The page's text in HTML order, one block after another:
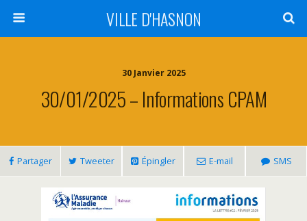
VILLE D'HASNON
30 Janvier 2025
30/01/2025 – Informations CPAM
Partager Tweeter Épingler E-mail SMS